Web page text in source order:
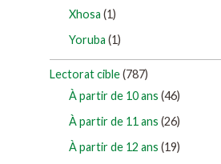
Xhosa (1)
Yoruba (1)
Lectorat cible(787)
À partir de 10 ans (46)
À partir de 11 ans (26)
À partir de 12 ans (19)